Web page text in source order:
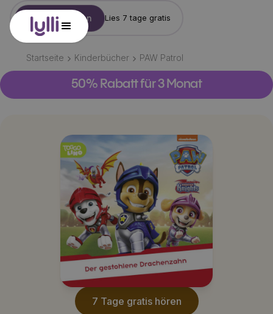
Konto erstellen Lies 7 tage gratis
Startseite Kinderbücher PAW Patrol
50% Rabatt für 3 Monat
7 Tage gratis hören